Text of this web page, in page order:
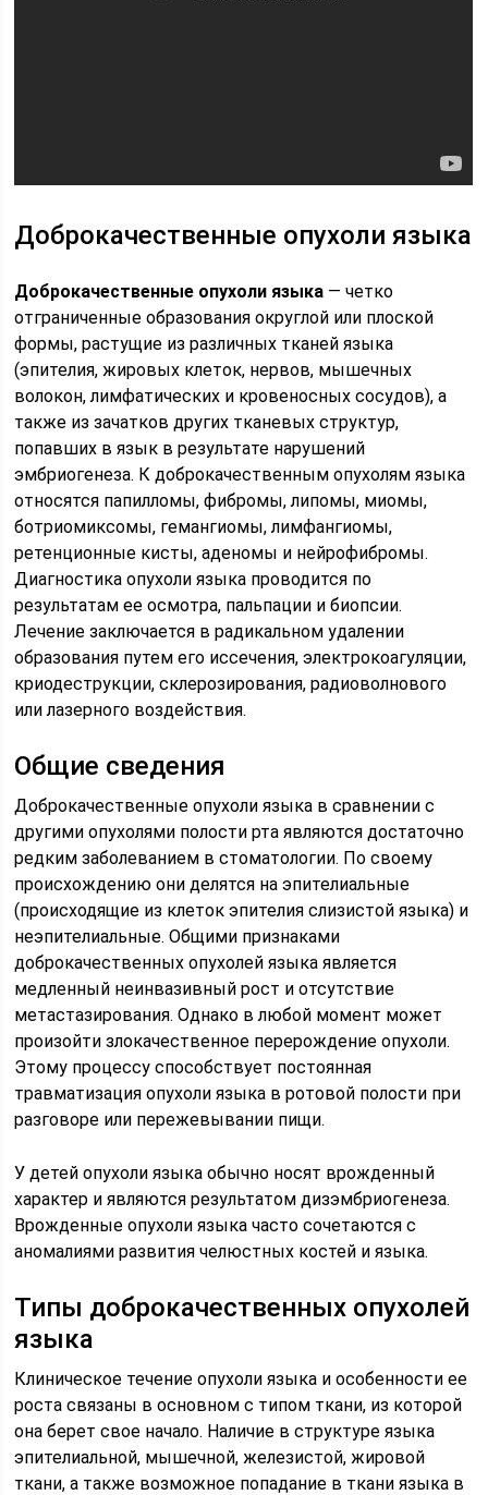
Доброкачественные опухоли языка
Доброкачественные опухоли языка — четко
отграниченные образования округлой или плоской
формы, растущие из различных тканей языка
(эпителия, жировых клеток, нервов, мышечных
волокон, лимфатических и кровеносных сосудов), а
также из зачатков других тканевых структур,
попавших в язык в результате нарушений
эмбриогенеза. К доброкачественным опухолям языка
относятся папилломы, фибромы, липомы, миомы,
ботриомиксомы, гемангиомы, лимфангиомы,
ретенционные кисты, аденомы и нейрофибромы.
Диагностика опухоли языка проводится по
результатам ее осмотра, пальпации и биопсии.
Лечение заключается в радикальном удалении
образования путем его иссечения, электрокоагуляции,
криодеструкции, склерозирования, радиоволнового
или лазерного воздействия.
Общие сведения
Доброкачественные опухоли языка в сравнении с
другими опухолями полости рта являются достаточно
редким заболеванием в стоматологии. По своему
происхождению они делятся на эпителиальные
(происходящие из клеток эпителия слизистой языка) и
неэпителиальные. Общими признаками
доброкачественных опухолей языка является
медленный неинвазивный рост и отсутствие
метастазирования. Однако в любой момент может
произойти злокачественное перерождение опухоли.
Этому процессу способствует постоянная
травматизация опухоли языка в ротовой полости при
разговоре или пережевывании пищи.
У детей опухоли языка обычно носят врожденный
характер и являются результатом дизэмбриогенеза.
Врожденные опухоли языка часто сочетаются с
аномалиями развития челюстных костей и языка.
Типы доброкачественных опухолей
языка
Клиническое течение опухоли языка и особенности ее
роста связаны в основном с типом ткани, из которой
она берет свое начало. Наличие в структуре языка
эпителиальной, мышечной, железистой, жировой
ткани, а также возможное попадание в ткани языка в